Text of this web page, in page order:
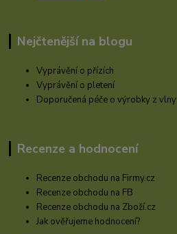
Nejčtenější na blogu
Vyprávění o přízích
Vyprávění o pletení
Doporučená péče o výrobky z vlny
Recenze a hodnocení
Recenze obchodu na Firmy.cz
Recenze obchodu na FB
Recenze obchodu na Zboží.cz
Jak ověřujeme hodnocení?